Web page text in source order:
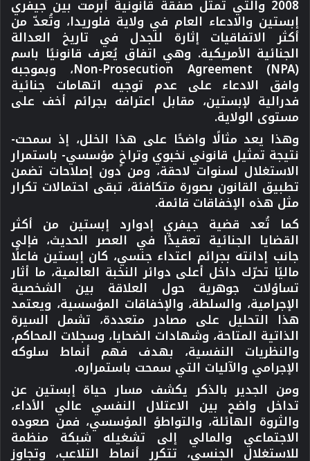
2008 والتي تمثل صفقة قانونية أُبرمت بين جيفري
إبستين والادعاء العام في ولاية فلوريدا، وتُعدّ من
أكثر الاتفاقيات إثارة للجدل في تاريخ العدالة
الجنائية الأمريكية. وهي اتفاق يُعرف قانونيًا باسم
Non-Prosecution Agreement (NPA)، وبموجبه
وافق الادعاء على عدم توجيه اتهامات جنائية
فدرالية لإبستين، مقابل اعترافه بجرائم أخف على
مستوى الولاية.
وهذا يعد مثالًا واضحًا على هذا الخلل، إذ سمحت-
نتيجة تمثيل قانوني نخبوي وتراخٍ مؤسسي- باستمرار
الاستغلال لسنوات لاحقة، ومن دون إصلاحات تضمن
تطبيق القانون بصورة متكافئة، تبقى احتمالات تكرار
مثل هذه الإخفاقات قائمة.
كما تُعد قضية جيفري إدوارد إبستين من أكثر
القضايا الجنائية تعقيدًا في العصر الحديث، فإلى
جانب إدانته بجرائم اعتداء جنسي، كان إبستين فاعلًا
ماليًا تحرّك داخل أعلى دوائر النخبة العالمية، ما أثار
تساؤلات جوهرية حول العلاقة بين الشخصية
الإجرامية، والسلطة، والإخفاقات المؤسسية، ويعتمد
هذا التحليل على مصادر متعددة، تشمل السيرة
الذاتية المتاحة، وشهادات الضحايا، وسجلات المحاكم،
والنظريات النفسية، بهدف فهم أنماط سلوكه
الإجرامي والآليات التي سمحت باستمراره.
ومن الجدير بالذكر يكشف مسار حياة إبستين عن
تداخل واضح بين الاعتلال النفسي عالي الأداء،
والثروة الهائلة، والتواطؤ المؤسسي، فمن صعوده
الاجتماعي والمالي إلى تشغيله شبكة منظمة
للاستغلال الجنسي، تتكرر أنماط التلاعب، وتجاوز